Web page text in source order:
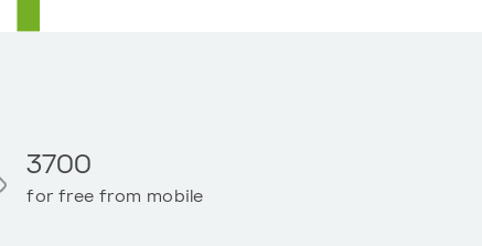
3700
for free from mobile